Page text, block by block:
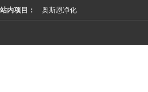
站内项目： 奥斯恩净化